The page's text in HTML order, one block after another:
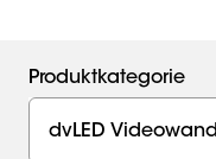
Produktkategorie
dvLED